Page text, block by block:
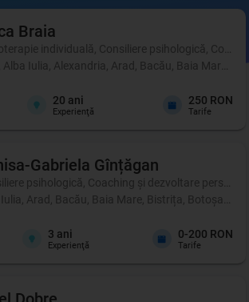
Braia
individuală, Consiliere psihologică,
Alba Iulia, Alexandria, Arad, Bacău, Baia Mare,
20 ani
Experienţă
250 RON
Tarife
Gabriela Gînțăgan
psihologică, Coaching şi dezvoltare
Arad, Bacău, Baia Mare, Bistrița, Botoșani,
3 ani
Experienţă
0-200 RON
Tarife